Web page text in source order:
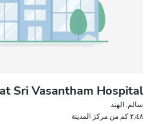
Sri Vasantham Hospital
سالم, الهند
٢٫٤٨ كم من مركز المدينة